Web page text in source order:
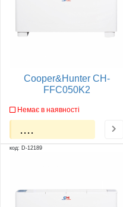
Cooper&Hunter CH-
FFC050K2
Немає в наявності
....
код: D-12189